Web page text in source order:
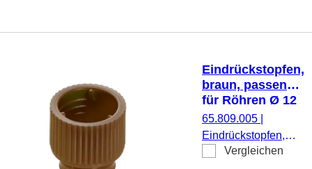
Eindrückstopfen,
braun, passend
für Röhren Ø 12
mm
65.809.005
Eindrückstopfen,
braun, passend für
Vergleichen